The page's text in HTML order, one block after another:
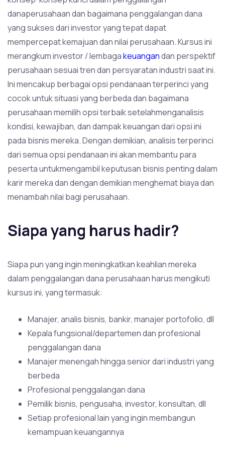
danaperusahaan dan bagaimana penggalangan dana
yang sukses dari investor yang tepat dapat
mempercepat kemajuan dan nilai perusahaan. Kursus ini
merangkum investor / lembagakeuangandan perspektif
perusahaan sesuai tren dan persyaratan industri saat ini.
Ini mencakup berbagai opsi pendanaan terperinci yang
cocok untuk situasi yang berbeda dan bagaimana
perusahaan memilih opsi terbaik setelahmenganalisis
kondisi, kewajiban, dan dampak keuangan dari opsi ini
pada bisnis mereka. Dengan demikian, analisis terperinci
dari semua opsi pendanaan ini akan membantu para
peserta untukmengambil keputusan bisnis penting dalam
karir mereka dan dengan demikian menghemat biaya dan
menambah nilai bagi perusahaan.
Siapa yang harus hadir?
Siapa pun yang ingin meningkatkan keahlian mereka
dalam penggalangan dana perusahaan harus mengikuti
kursus ini, yang termasuk:
Manajer, analis bisnis, bankir, manajer portofolio, dll
Kepala fungsional/departemen dan profesional
penggalangan dana
Manajer menengah hingga senior dari industri yang
berbeda
Profesional penggalangan dana
Pemilik bisnis, pengusaha, investor, konsultan, dll
Setiap profesional lain yang ingin membangun
kemampuan keuangannya